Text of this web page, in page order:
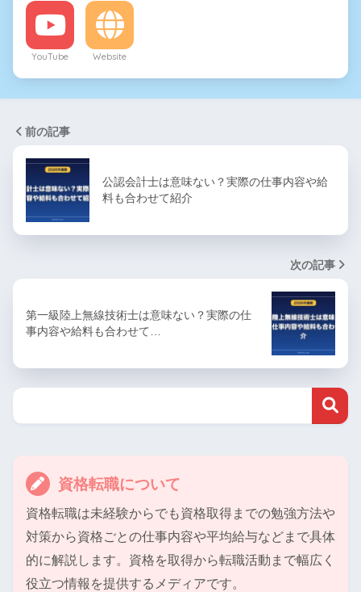
YouTube Website
前の記事
公認会計士は意味ない？実際の仕事内容や給
料も合わせて紹介
次の記事
第一級陸上無線技術士は意味ない？実際の仕
事内容や給料も合わせて…
資格転職について
資格転職は未経験からでも資格取得までの勉強方法や
対策から資格ごとの仕事内容や平均給与などまで具体
的に解説します。資格を取得から転職活動まで幅広く
役立つ情報を提供するメディアです。